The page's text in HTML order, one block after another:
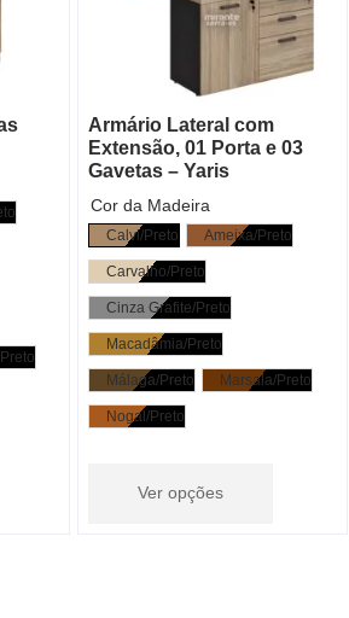
Armário Lateral com
Extensão, 01 Porta e 03
Gavetas – Yaris
Cor da Madeira
Calvi/Preto Ameixa/Preto
Carvalho/Preto
Cinza Grafite/Preto
Macadâmia/Preto
Málaga/Preto Marsala/Preto
Nogal/Preto
Ver opções